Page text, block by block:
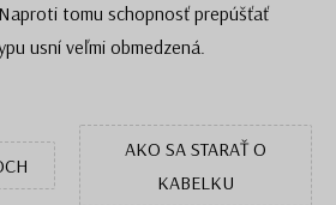
tomu schopnosť prepúšťať
usní veľmi obmedzená.
AKO SA STARAŤ O
KABELKU